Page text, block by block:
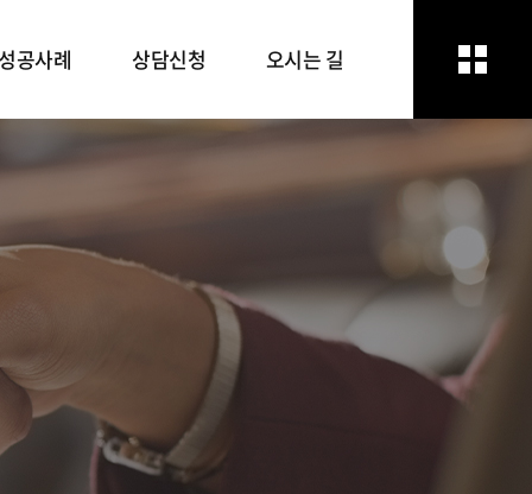
성공사례 상담신청 오시는 길
오시는 길